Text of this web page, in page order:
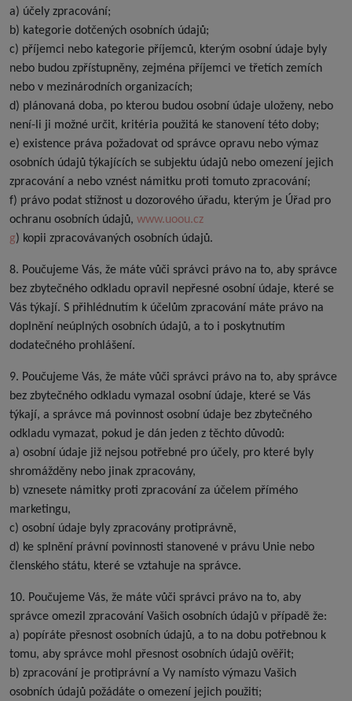
a) účely zpracování;
b) kategorie dotčených osobních údajů;
c) příjemci nebo kategorie příjemců, kterým osobní údaje byly
nebo budou zpřístupněny, zejména příjemci ve třetích zemích
nebo v mezinárodních organizacích;
d) plánovaná doba, po kterou budou osobní údaje uloženy, nebo
není-li ji možné určit, kritéria použitá ke stanovení této doby;
e) existence práva požadovat od správce opravu nebo výmaz
osobních údajů týkajících se subjektu údajů nebo omezení jejich
zpracování a nebo vznést námitku proti tomuto zpracování;
f) právo podat stížnost u dozorového úřadu, kterým je Úřad pro
ochranu osobních údajů, www.uoou.cz
g) kopii zpracovávaných osobních údajů.
8. Poučujeme Vás, že máte vůči správci právo na to, aby správce
bez zbytečného odkladu opravil nepřesné osobní údaje, které se
Vás týkají. S přihlédnutím k účelům zpracování máte právo na
doplnění neúplných osobních údajů, a to i poskytnutím
dodatečného prohlášení.
9. Poučujeme Vás, že máte vůči správci právo na to, aby správce
bez zbytečného odkladu vymazal osobní údaje, které se Vás
týkají, a správce má povinnost osobní údaje bez zbytečného
odkladu vymazat, pokud je dán jeden z těchto důvodů:
a) osobní údaje již nejsou potřebné pro účely, pro které byly
shromážděny nebo jinak zpracovány,
b) vznesete námitky proti zpracování za účelem přímého
marketingu,
c) osobní údaje byly zpracovány protiprávně,
d) ke splnění právní povinnosti stanovené v právu Unie nebo
členského státu, které se vztahuje na správce.
10. Poučujeme Vás, že máte vůči správci právo na to, aby
správce omezil zpracování Vašich osobních údajů v případě že:
a) popíráte přesnost osobních údajů, a to na dobu potřebnou k
tomu, aby správce mohl přesnost osobních údajů ověřit;
b) zpracování je protiprávní a Vy namísto výmazu Vašich
osobních údajů požádáte o omezení jejich použití;